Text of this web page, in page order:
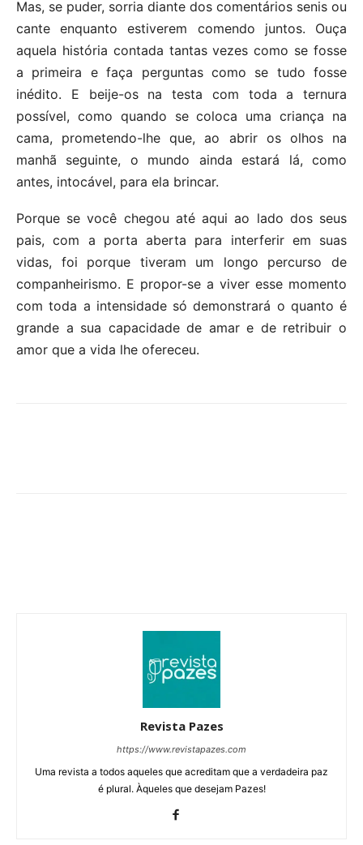
Mas, se puder, sorria diante dos comentários senis ou
cante enquanto estiverem comendo juntos. Ouça
aquela história contada tantas vezes como se fosse
a primeira e faça perguntas como se tudo fosse
inédito. E beije-os na testa com toda a ternura
possível, como quando se coloca uma criança na
cama, prometendo-lhe que, ao abrir os olhos na
manhã seguinte, o mundo ainda estará lá, como
antes, intocável, para ela brincar.
Porque se você chegou até aqui ao lado dos seus
pais, com a porta aberta para interferir em suas
vidas, foi porque tiveram um longo percurso de
companheirismo. E propor-se a viver esse momento
com toda a intensidade só demonstrará o quanto é
grande a sua capacidade de amar e de retribuir o
amor que a vida lhe ofereceu.
Revista Pazes
https://www.revistapazes.com
Uma revista a todos aqueles que acreditam que a verdadeira paz
é plural. Àqueles que desejam Pazes!